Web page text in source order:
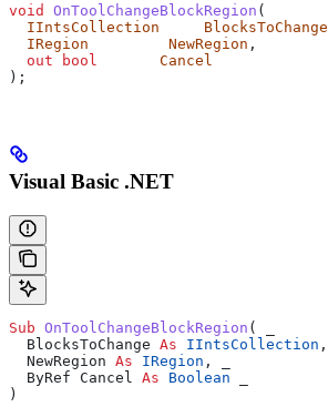
void OnToolChangeBlockRegion (
  IIntsCollection
     BlocksToChange
  IRegion
         NewRegion
,
  out
bool
       Cancel
);
Visual Basic .NET
Sub OnToolChangeBlockRegion (
  BlocksToChange
As IIntsCollection ,
  NewRegion
As IRegion ,
  ByRef Cancel
As Boolean
)